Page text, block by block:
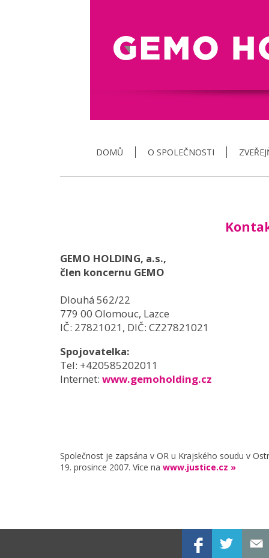
DOMŮ O SPOLEČNOSTI
GEMO HOLDING, a.s.,
člen koncernu GEMO
Dlouhá 562/22
779 00 Olomouc, Lazce
IČ: 27821021, DIČ: CZ27821021
Spojovatelka:
Tel: +420585202011
Internet: www.gemoholding.cz
Společnost je zapsána v OR u Krajského soudu v
19. prosince 2007. Více na www.justice.cz »